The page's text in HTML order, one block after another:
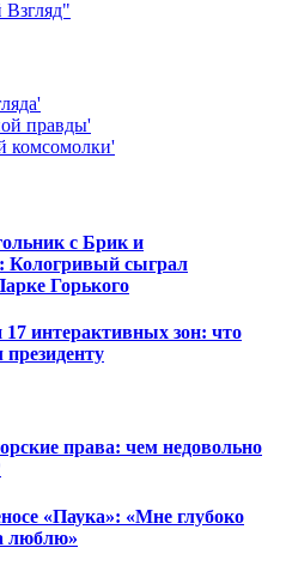
с Брик и
Кологривый сыграл
Горького
17 интерактивных зон: что
права: чем недовольно
«Паука»: «Мне глубоко
люблю»